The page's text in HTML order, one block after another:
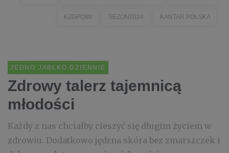
KZGPOIW SEZON2024 KANTAR POLSKA
JEDNO JABŁKO DZIENNIE
Zdrowy talerz tajemnicą
młodości
Każdy z nas chciałby cieszyć się długim życiem w
zdrowiu. Dodatkowo jędrna skóra bez zmarszczek i